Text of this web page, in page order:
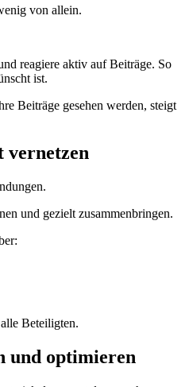
von allein.
reagiere aktiv auf Beiträge. So
ist.
Beiträge gesehen werden, steigt
vernetzen
und gezielt zusammenbringen.
Beteiligten.
und optimieren